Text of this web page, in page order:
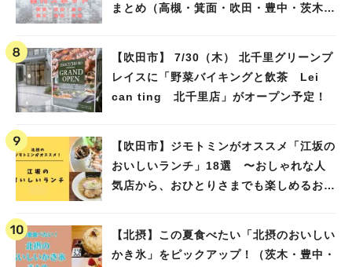
まとめ（高槻・箕面・吹田・豊中・茨木・
【吹田市】 7/30（木） 北千里グリーンプ
レイスに「野菜バイキングと飲茶 Lei
can ting 北千里店」がオープン予定！
【吹田市】ジモトミンがオススメ「江坂の
おいしいランチ」18選 〜おしゃれな人
気店から、おひとりさまでも楽しめるお店
【北摂】この夏食べたい「北摂のおいしい
かき氷」をピックアップ！（茨木・豊中・